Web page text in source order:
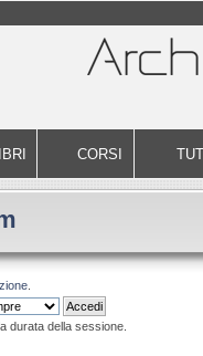
CORSI
.
durata della sessione.